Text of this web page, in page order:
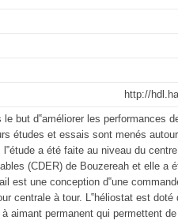
http://
le but d‟améliorer les performances
études et essais sont menés
l‟étude a été faite au niveau du
(CDER) de Bouzereah et elle a
est une conception d‟une
centrale à tour. L‟héliostat est
aimant permanent qui permettent